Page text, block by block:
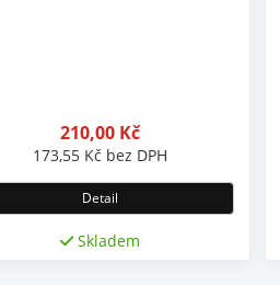
210,00 Kč
173,55 Kč bez DPH
Detail
Skladem